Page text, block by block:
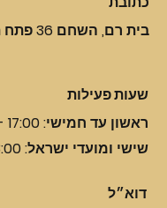
בית רם, השחם 36 פתח תקווה
שעות פעילות
ראשון עד חמישי: 17:00 - 9:00
שישי ומועדי ישראל: 13:00 - 08:00
דוא״ל